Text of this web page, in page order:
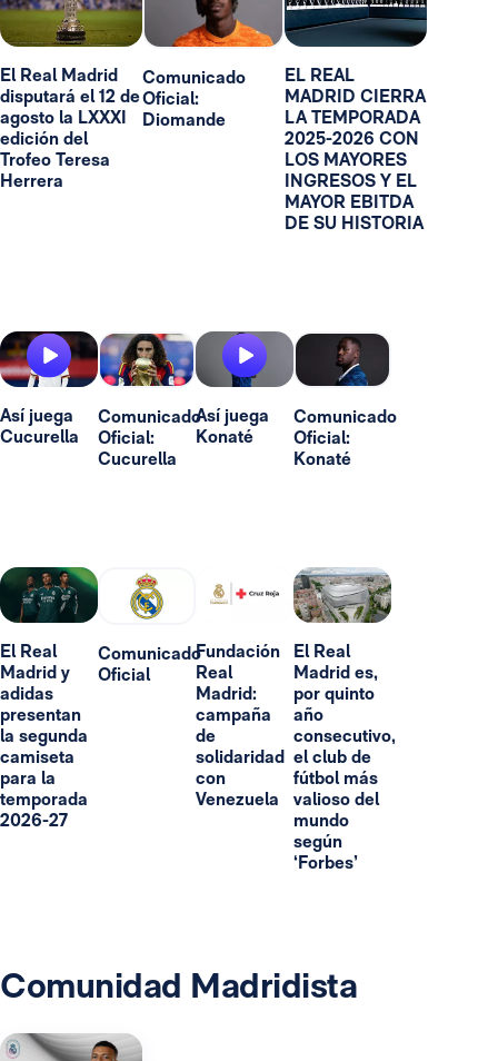
El Real Madrid
disputará el 12 de
agosto la LXXXI
edición del
Trofeo Teresa
Herrera
Comunicado
Oficial:
Diomande
EL REAL
MADRID CIERRA
LA TEMPORADA
2025-2026 CON
LOS MAYORES
INGRESOS Y EL
MAYOR EBITDA
DE SU HISTORIA
Así juega
Cucurella
Comunicado
Oficial:
Cucurella
Así juega
Konaté
Comunicado
Oficial:
Konaté
El Real
Madrid y
adidas
presentan
la segunda
camiseta
para la
temporada
2026-27
Comunicado
Oficial
Fundación
Real
Madrid:
campaña
de
solidaridad
con
Venezuela
El Real
Madrid es,
por quinto
año
consecutivo,
el club de
fútbol más
valioso del
mundo
según
‘Forbes’
Comunidad Madridista